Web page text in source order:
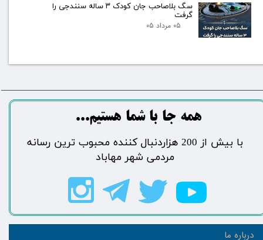
سگ بلاصاحب جان کودک ۳ ساله سنندجی را
گرفت
۰۵ مرداد ۰۵
درباره ما
​​​همه جا با شما هستیم...​​​​​​​​​​​​​​
​با بیش از 200 هزاردنبال کننده محبوب ترین رسانه
مردمی شهر مهاباد​​​​​​​​​​​​​​